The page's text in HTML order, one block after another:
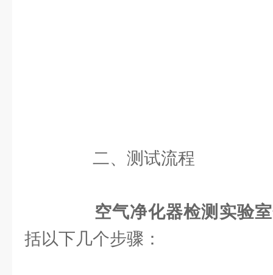
二、测试流程
空气净化器检测实验室
括以下几个步骤：